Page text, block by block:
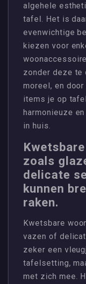
algehele
tafel. Het is
evenwichtige
kiezen voor
zonder deze te
moreel, en
items je op
harmonieuze
in huis.
zoals
delicate
kunnen
raken.
Kwetsbare
vazen of
zeker een
tafelsetting,
met zich mee.